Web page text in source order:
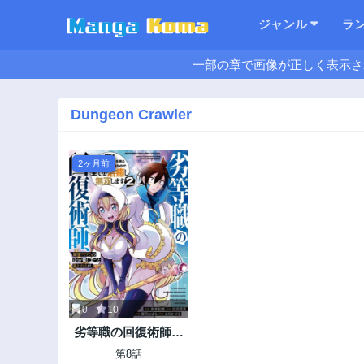
ジャンル ラ
一部の章で画像が正しく表示
Dungeon Crawler
2ヶ月前
0 10
劣等職の回復術師、
回復アイテムのほう
第8話